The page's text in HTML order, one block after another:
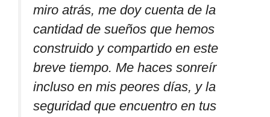
miro atrás, me doy cuenta de la
cantidad de sueños que hemos
construido y compartido en este
breve tiempo. Me haces sonreír
incluso en mis peores días, y la
seguridad que encuentro en tus